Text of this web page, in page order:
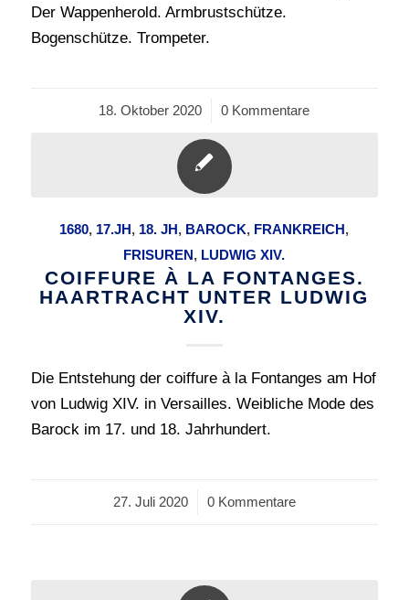
Der Wappenherold. Armbrustschütze.
Bogenschütze. Trompeter.
18. Oktober 2020
/ 0 Kommentare
1680, 17.JH, 18. JH, BAROCK, FRANKREICH,
FRISUREN, LUDWIG XIV.
COIFFURE À LA FONTANGES.
HAARTRACHT UNTER LUDWIG
XIV.
Die Entstehung der coiffure à la Fontanges am Hof
von Ludwig XIV. in Versailles. Weibliche Mode des
Barock im 17. und 18. Jahrhundert.
27. Juli 2020
/ 0 Kommentare